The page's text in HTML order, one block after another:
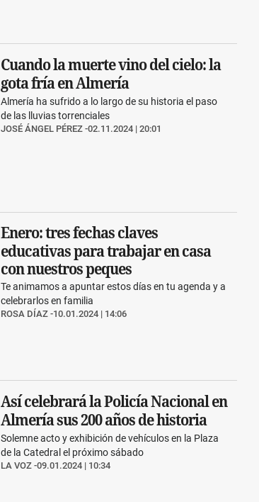
Cuando la muerte vino del cielo: la
gota fría en Almería
JOSÉ ÁNGEL PÉREZ 02.11.2024 | 20:01
Almería ha sufrido a lo largo de su historia el paso
de las lluvias torrenciales
Enero: tres fechas claves
educativas para trabajar en casa
con nuestros peques
ROSA DÍAZ 10.01.2024 | 14:06
Te animamos a apuntar estos días en tu agenda y a
celebrarlos en familia
Así celebrará la Policía Nacional en
Almería sus 200 años de historia
LA VOZ 09.01.2024 | 10:34
Solemne acto y exhibición de vehículos en la Plaza
de la Catedral el próximo sábado